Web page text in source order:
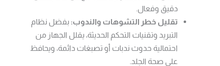
دقيق وفعال.
تقليل خطر التشوهات والندوب: بفضل نظام
التبريد وتقنيات التحكم الحديثة، يقلل الجهاز من
احتمالية حدوث ندبات أو تصبغات دائمة، ويحافظ
على صحة الجلد.